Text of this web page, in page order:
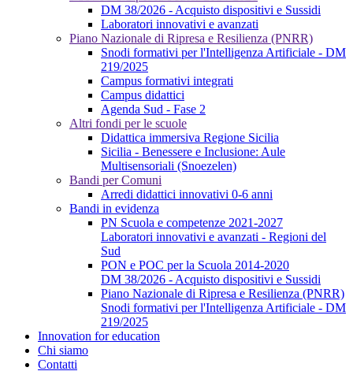
DM 38/2026 - Acquisto dispositivi e Sussidi
Laboratori innovativi e avanzati
Piano Nazionale di Ripresa e Resilienza (PNRR)
Snodi formativi per l'Intelligenza Artificiale - DM
219/2025
Campus formativi integrati
Campus didattici
Agenda Sud - Fase 2
Altri fondi per le scuole
Didattica immersiva Regione Sicilia
Sicilia - Benessere e Inclusione: Aule
Multisensoriali (Snoezelen)
Bandi per Comuni
Arredi didattici innovativi 0-6 anni
Bandi in evidenza
PN Scuola e competenze 2021-2027
Laboratori innovativi e avanzati - Regioni del
Sud
PON e POC per la Scuola 2014-2020
DM 38/2026 - Acquisto dispositivi e Sussidi
Piano Nazionale di Ripresa e Resilienza (PNRR)
Snodi formativi per l'Intelligenza Artificiale - DM
219/2025
Innovation for education
Chi siamo
Contatti